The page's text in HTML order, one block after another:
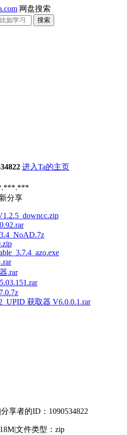
网盘搜索
进入Ta的主页
分享
.rar
获取器 V6.0.0.1.rar
|分享者的ID：1090534822
|文件类型：zip